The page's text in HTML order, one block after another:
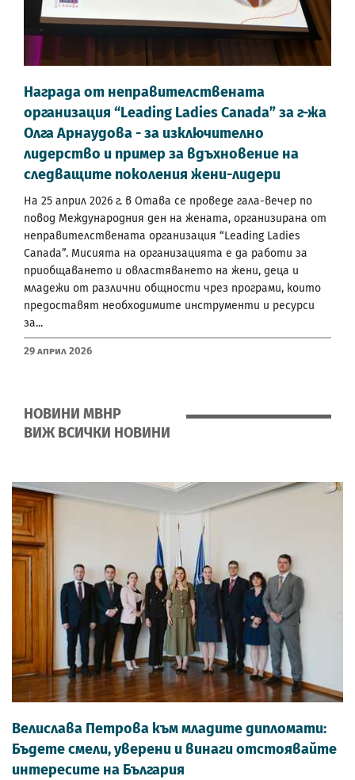
Награда от неправителствената
организация “Leading Ladies Canada” за г-жа
Олга Арнаудова - за изключително
лидерство и пример за вдъхновение на
следващите поколения жени-лидери
На 25 април 2026 г. в Отава се проведе гала-вечер по
повод Международния ден на жената, организирана от
неправителствената организация “Leading Ladies
Canada”. Мисията на организацията е да работи за
приобщаването и овластяването на жени, деца и
младежи от различни общности чрез програми, които
предоставят необходимите инструменти и ресурси
за...
29 Април 2026
НОВИНИ МВНР
ВИЖ ВСИЧКИ НОВИНИ
Велислава Петрова към младите дипломати:
Бъдете смели, уверени и винаги отстоявайте
интересите на България